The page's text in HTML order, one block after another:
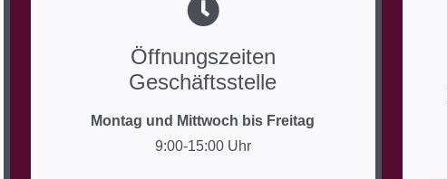
Öffnungszeiten
Geschäftsstelle
Montag und Mittwoch bis Freitag
9:00-15:00 Uhr